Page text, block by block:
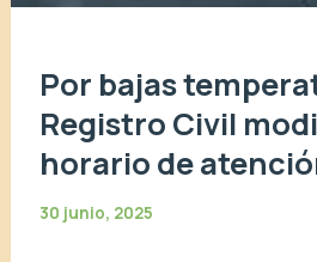
Por bajas
Registro Civil
horario de
30 junio, 2025